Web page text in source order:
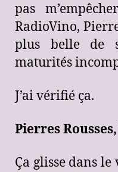
pas
RadioVino,
plus belle de
maturités
J’ai vérifié ça.
Pierres
Ça glisse dans